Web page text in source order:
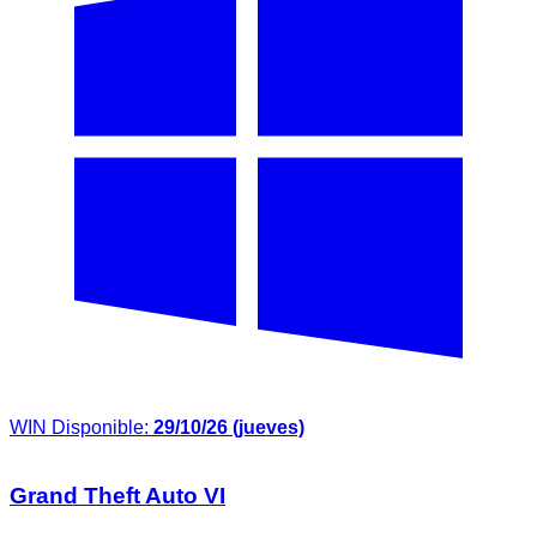
WIN Disponible: 29/10/26 (jueves)
Grand Theft Auto VI